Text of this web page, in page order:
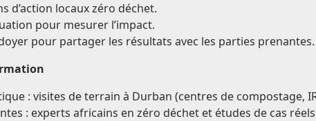
d’action locaux zéro déchet.
pour mesurer l’impact.
pour partager les résultats avec les parties prenantes.
: visites de terrain à Durban (centres de compostage,
: experts africains en zéro déchet et études de cas